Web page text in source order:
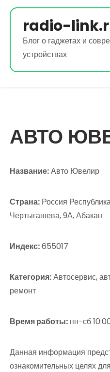
Перейти
содержимому
radio-
Блог о гаджетах и
устройствах
АВТО
Название:Авто Ювелир
Страна: Россия
Чертыгашева, 9А, Абакан
Индекс:655017
Категория:Автосервис,
ремонт
Время работы: пн-сб
Данная информация
ознакомительных целях